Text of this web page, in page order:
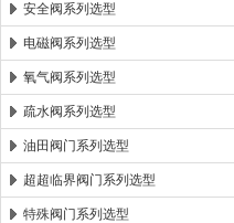
安全阀系列选型
电磁阀系列选型
氧气阀系列选型
疏水阀系列选型
油田阀门系列选型
超超临界阀门系列选型
特殊阀门系列选型